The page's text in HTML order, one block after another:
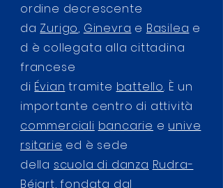
ordine decrescente
da Zurigo, Ginevra e Basilea e
d è collegata alla cittadina
francese
di Évian tramite battello. È un
importante centro di attività
commerciali bancarie e unive
rsitarie ed è sede
della scuola di danza Rudra-
Béjart, fondata dal